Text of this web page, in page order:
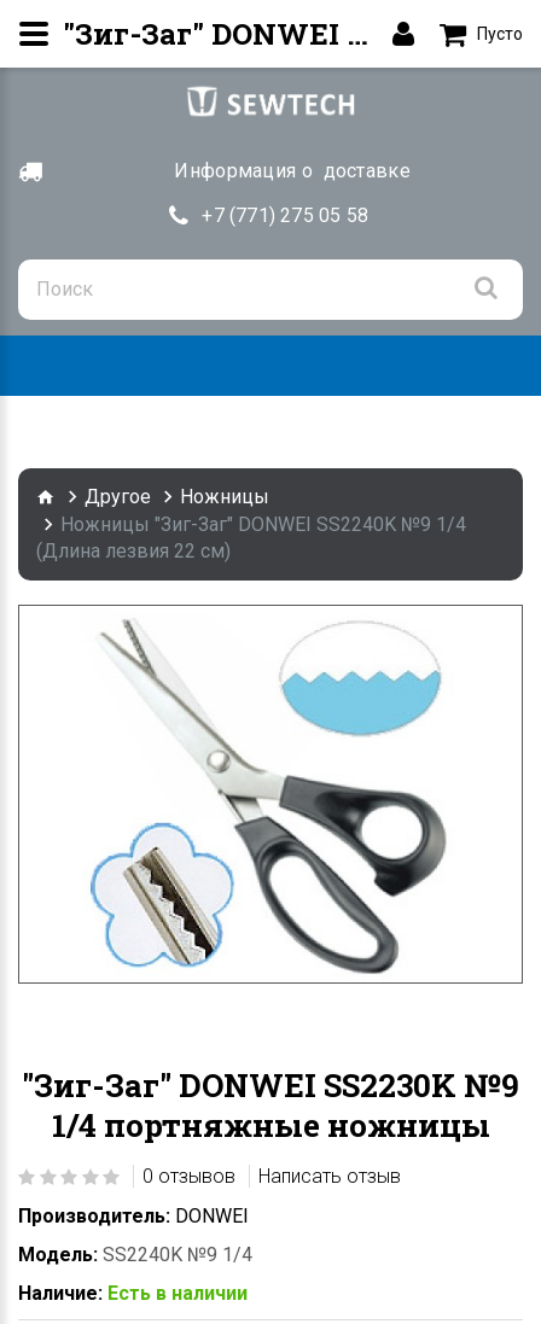
Информация о доставке
+7 (771) 275 05 58
Пусто
Другое
Ножницы
Ножницы "Зиг-Заг" DONWEI SS2240K №9 1/4
(Длина лезвия 22 см)
"Зиг-Заг" DONWEI SS2230K №9
1/4 портняжные ножницы
0 отзывов
Написать отзыв
Производитель: DONWEI
Модель: SS2240K №9 1/4
Наличие: Есть в наличии
"Зиг-Заг" DONWEI SS2230K №9 1/4 купить в Алматы | SEWTECH.KZ